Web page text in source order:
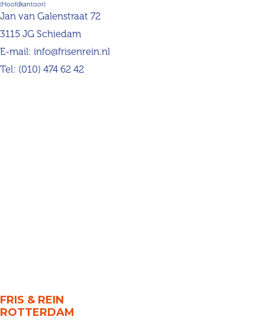
(Hoofdkantoor)
Jan van Galenstraat 72
3115 JG Schiedam
E-mail: info@frisenrein.nl
Tel: (010) 474 62 42
FRIS & REIN
ROTTERDAM